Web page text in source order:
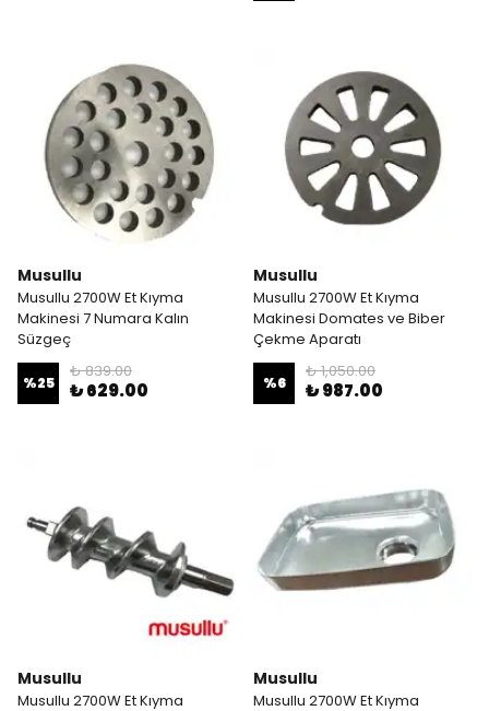
Musullu
Musullu 2700W Et Kıyma
Makinesi 7 Numara Kalın
Süzgeç
%25
₺ 839.00
₺ 629.00
Musullu
Musullu 2700W Et Kıyma
Makinesi Domates ve Biber
Çekme Aparatı
%6
₺ 1,050.00
₺ 987.00
Musullu
Musullu 2700W Et Kıyma
Musullu
Musullu 2700W Et Kıyma